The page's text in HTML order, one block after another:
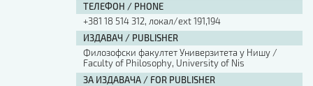
ТЕЛЕФОН / PHONE
+381 18 514 312, локал/ext 191,194
ИЗДАВАЧ / PUBLISHER
Филозофски факултет Универзитета у Нишу /
Faculty of Philosophy, University of Nis
ЗА ИЗДАВАЧА / FOR PUBLISHER